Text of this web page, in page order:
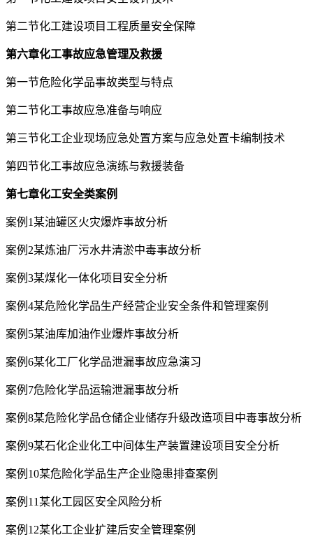
第二节化工建设项目工程质量安全保障
第六章化工事故应急管理及救援
第一节危险化学品事故类型与特点
第二节化工事故应急准备与响应
第三节化工企业现场应急处置方案与应急处置卡编制技术
第四节化工事故应急演练与救援装备
第七章化工安全类案例
案例1某油罐区火灾爆炸事故分析
案例2某炼油厂污水井清淤中毒事故分析
案例3某煤化一体化项目安全分析
案例4某危险化学品生产经营企业安全条件和管理案例
案例5某油库加油作业爆炸事故分析
案例6某化工厂化学品泄漏事故应急演习
案例7危险化学品运输泄漏事故分析
案例8某危险化学品仓储企业储存升级改造项目中毒事故分析
案例9某石化企业化工中间体生产装置建设项目安全分析
案例10某危险化学品生产企业隐患排查案例
案例11某化工园区安全风险分析
案例12某化工企业扩建后安全管理案例